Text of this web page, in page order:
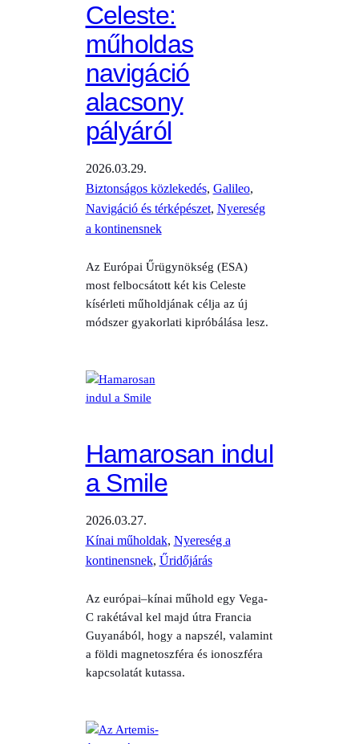
Celeste:
műholdas
navigáció
alacsony
pályáról
2026.03.29.
Biztonságos közlekedés, Galileo
Navigáció és térképészet, Nyereség
a kontinensnek
Az Európai Űrügynökség (ESA)
most felbocsátott két kis Celeste
kísérleti műholdjának célja az új
módszer gyakorlati kipróbálása lesz.
Hamarosan indul
a Smile
2026.03.27.
Kínai műholdak, Nyereség a
kontinensnek, Űridőjárás
Az európai–kínai műhold egy Vega-
C rakétával kel majd útra Francia
Guyanából, hogy a napszél, valamint
a földi magnetoszféra és ionoszféra
kapcsolatát kutassa.